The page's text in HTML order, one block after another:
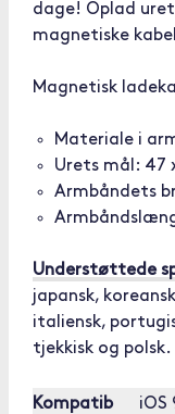
dage! Oplad
magnetiske
Magnetisk
Materiale i
Urets mål: 47
Armbåndets
Understøttede
japansk,
italiensk,
tjekkisk og polsk.
Kompatib
iOS